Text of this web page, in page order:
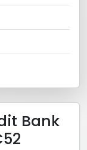
Bank